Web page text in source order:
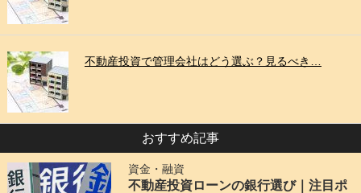
不動産投資で管理会社はどう選ぶ？見るべき…
おすすめ記事
資金・融資
不動産投資ローンの銀行選び｜注目ポ